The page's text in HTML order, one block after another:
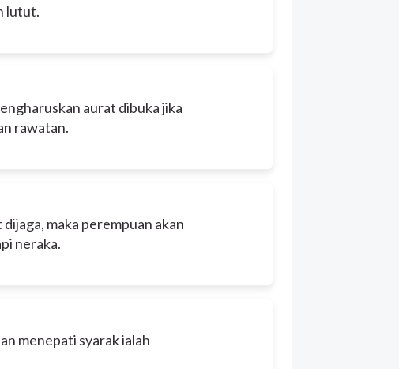
lutut.
aurat dibuka jika
rawatan.
maka perempuan akan
neraka.
menepati syarak ialah